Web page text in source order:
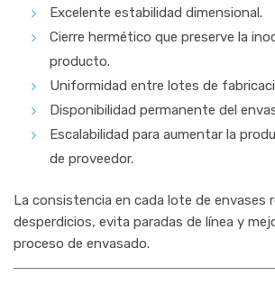
Excelente estabilidad dimensional.
Cierre hermético que preserve la
producto.
Uniformidad entre lotes de
Disponibilidad permanente del
Escalabilidad para aumentar la
de proveedor.
La consistencia en cada lote de envases
desperdicios, evita paradas de línea y
proceso de envasado.